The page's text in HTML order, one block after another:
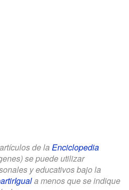
de la Enciclopedia
se puede utilizar
y educativos bajo la
a menos que se indique